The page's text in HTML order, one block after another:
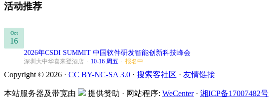
活动推荐
Oct
16
2026年CSDI SUMMIT 中国软件研发智能创新科技峰会
深圳大中华喜来登酒店 · 10-16 周五 · 报名中
Copyright © 2026 · CC BY-NC-SA 3.0 · 搜索客社区 · 友情链接
本站服务器及带宽由 提供赞助 · 网站程序: WeCenter· 湘ICP备17007482号